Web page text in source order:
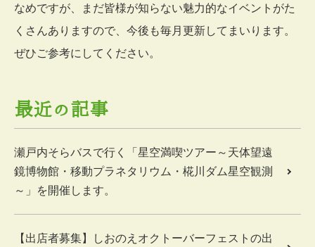
なめですが、まだ皆様が知らない魅力的なイベントがた
くさんありますので、今後も毎月更新してまいります。
ぜひご参考にしてください。
最近の記事
瀬戸内そらバスで行く「星空満喫ツアー～天体望遠
鏡博物館・移動プラネタリウム・椛川ダム星空観測
～」を開催します。
【出店者募集】しおのえオクトーバーフェストの出